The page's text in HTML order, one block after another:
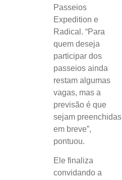
Passeios
Expedition e
Radical. “Para
quem deseja
participar dos
passeios ainda
restam algumas
vagas, mas a
previsão é que
sejam preenchidas
em breve”,
pontuou.
Ele finaliza
convidando a